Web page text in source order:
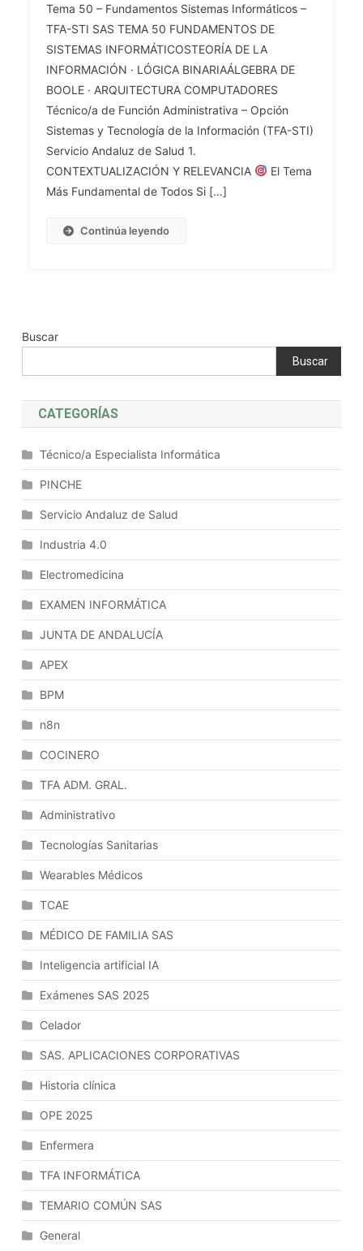
Y
Técnicas
De
Seguridad).
Conceptos
Básicos
De
Dispositivos
De
(portátiles,
Móviles).
2025
TFA
INF.
Tema
50.
Teoría
De
La
De
Símbolo
Lógica
Elementos
De
Concepto
De
Y
Funcionamiento:
Físicos,
Lógicos.
Niveles,
Programas
Aplicación.
Los
De
A
Soluciones
Empaquetadas.
En
Informáticos.
Tema 50 – Fundamentos Sistemas Informáticos –
TFA-STI SAS TEMA 50 FUNDAMENTOS DE
SISTEMAS INFORMÁTICOSTEORÍA DE LA
INFORMACIÓN · LÓGICA BINARIAÁLGEBRA DE
BOOLE · ARQUITECTURA COMPUTADORES
Técnico/a de Función Administrativa – Opción
Sistemas y Tecnología de la Información (TFA-STI)
Servicio Andaluz de Salud 1.
CONTEXTUALIZACIÓN Y RELEVANCIA
El Tema
Más Fundamental de Todos Si […]
Continúa leyendo
Buscar
Buscar
CATEGORÍAS
Técnico/a Especialista Informática
PINCHE
Servicio Andaluz de Salud
Industria 4.0
Electromedicina
EXAMEN INFORMÁTICA
JUNTA DE ANDALUCÍA
APEX
BPM
n8n
COCINERO
TFA ADM. GRAL.
Administrativo
Tecnologías Sanitarias
Wearables Médicos
TCAE
MÉDICO DE FAMILIA SAS
Inteligencia artificial IA
Exámenes SAS 2025
Celador
SAS. APLICACIONES CORPORATIVAS
Historia clínica
OPE 2025
Enfermera
TFA INFORMÁTICA
TEMARIO COMÚN SAS
General